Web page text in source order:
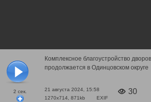
2 сек.
Комплексное благоустройство
продолжается в Одинцовском округе
21 августа 2024, 15:58
1270x714, 871kb
EXIF
30